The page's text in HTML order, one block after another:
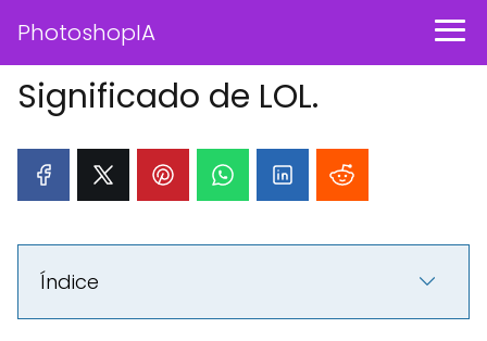
PhotoshopIA
Significado de LOL.
Índice